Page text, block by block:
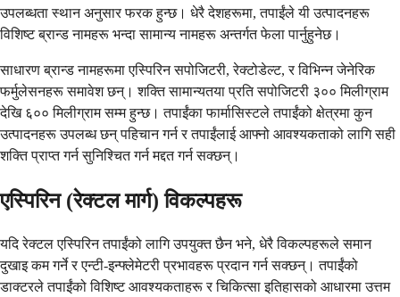
उपलब्धता स्थान अनुसार फरक हुन्छ। धेरै देशहरूमा, तपाईंले यी उत्पादनहरू
विशिष्ट ब्रान्ड नामहरू भन्दा सामान्य नामहरू अन्तर्गत फेला पार्नुहुनेछ।
साधारण ब्रान्ड नामहरूमा एस्पिरिन सपोजिटरी, रेक्टोडेल्ट, र विभिन्न जेनेरिक
फर्मुलेसनहरू समावेश छन्। शक्ति सामान्यतया प्रति सपोजिटरी ३०० मिलीग्राम
देखि ६०० मिलीग्राम सम्म हुन्छ। तपाईंका फार्मासिस्टले तपाईंको क्षेत्रमा कुन
उत्पादनहरू उपलब्ध छन् पहिचान गर्न र तपाईंलाई आफ्नो आवश्यकताको लागि सही
शक्ति प्राप्त गर्न सुनिश्चित गर्न मद्दत गर्न सक्छन्।
एस्पिरिन (रेक्टल मार्ग) विकल्पहरू
यदि रेक्टल एस्पिरिन तपाईंको लागि उपयुक्त छैन भने, धेरै विकल्पहरूले समान
दुखाइ कम गर्ने र एन्टी-इन्फ्लेमेटरी प्रभावहरू प्रदान गर्न सक्छन्। तपाईंको
डाक्टरले तपाईंको विशिष्ट आवश्यकताहरू र चिकित्सा इतिहासको आधारमा उत्तम